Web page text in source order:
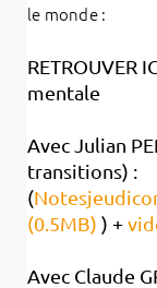
le monde :
RETROUVER
mentale
Avec Julian
transitions) :
(
(0.5MB) ) +
Avec Claude